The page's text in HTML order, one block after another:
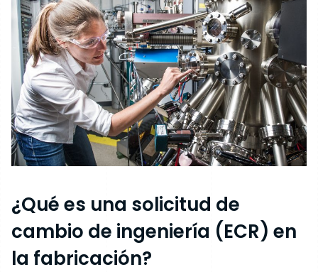
¿Qué es una solicitud de
cambio de ingeniería (ECR) en
la fabricación?